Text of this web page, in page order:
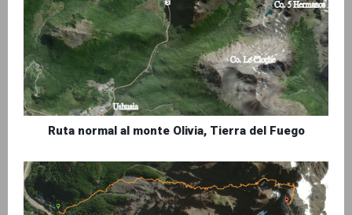
Ruta normal al monte Olivia, Tierra del Fuego